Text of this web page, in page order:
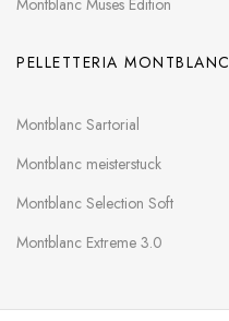
PELLETTERIA MONTBLANC
Montblanc Sartorial
Montblanc meisterstuck
Montblanc Selection Soft
Montblanc Extreme 3.0